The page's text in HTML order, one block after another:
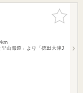
お気に入
りに追加
山海道」より「徳田大津J